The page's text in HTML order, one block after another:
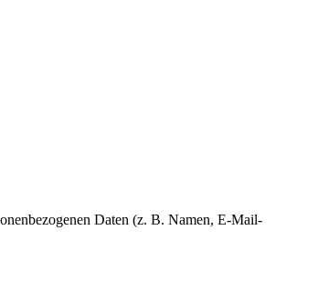
Daten (z. B. Namen, E-Mail-